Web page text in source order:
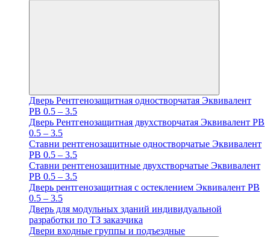
Дверь Рентгенозащитная одностворчатая Эквивалент
PB 0.5 – 3.5
Дверь Рентгенозащитная двухстворчатая Эквивалент PB
0.5 – 3.5
Ставни рентгенозащитные одностворчатые Эквивалент
PB 0.5 – 3.5
Ставни рентгенозащитные двухстворчатые Эквивалент
PB 0.5 – 3.5
Дверь рентгенозащитная с остеклением Эквивалент PB
0.5 – 3.5
Дверь для модульных зданий индивидуальной
разработки по ТЗ заказчика
Двери входные группы и подъездные